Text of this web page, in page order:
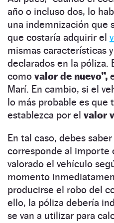
año o incluso dos, lo
una indemnización que
que costaría adquirir el
mismas características
declarados en la póliza.
como valor de nuevo”,
Marí. En cambio, si el
lo más probable es que
establezca por el valor
En tal caso, debes
corresponde al importe
valorado el vehículo
momento
producirse el robo del
ello, la póliza debería
se van a utilizar para